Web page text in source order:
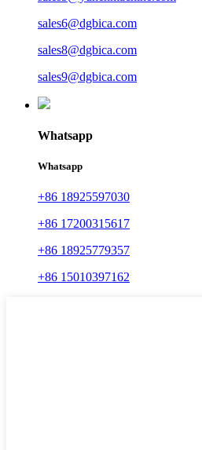
sales6@dgbica.com
sales8@dgbica.com
sales9@dgbica.com
Whatsapp
Whatsapp
+86 18925597030
+86 17200315617
+86 18925779357
+86 15010397162